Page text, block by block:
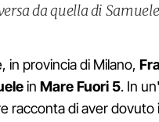
da quella di
in provincia di Milano,
in Mare Fuori 5. In
racconta di aver dovuto